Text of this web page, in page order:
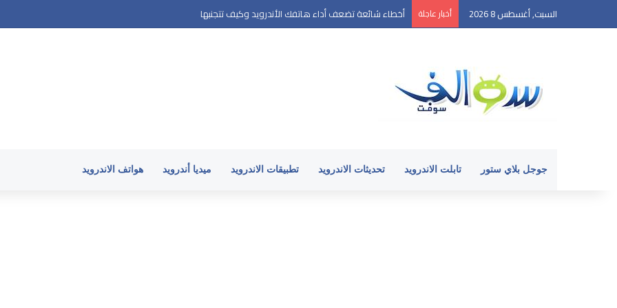
السبت, أغسطس 8 2026 أخبار عاجلة أخطاء شائعة تضعف أداء هاتفك الأندرويد وكيف تتجنبها
جوجل بلاي ستور تابلت الاندرويد تحديثات الاندرويد تطبيقات الاندرويد ميديا أندرويد هواتف الاندرويد